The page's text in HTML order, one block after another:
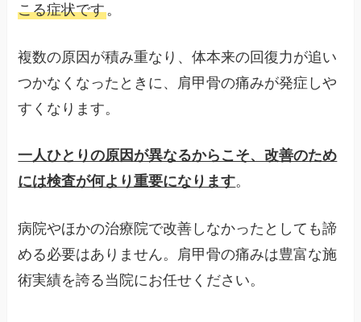
こる症状です。
複数の原因が積み重なり、体本来の回復力が追い
つかなくなったときに、肩甲骨の痛みが発症しや
すくなります。
一人ひとりの原因が異なるからこそ、改善のため
には検査が何より重要になります。
病院やほかの治療院で改善しなかったとしても諦
める必要はありません。肩甲骨の痛みは豊富な施
術実績を誇る当院にお任せください。